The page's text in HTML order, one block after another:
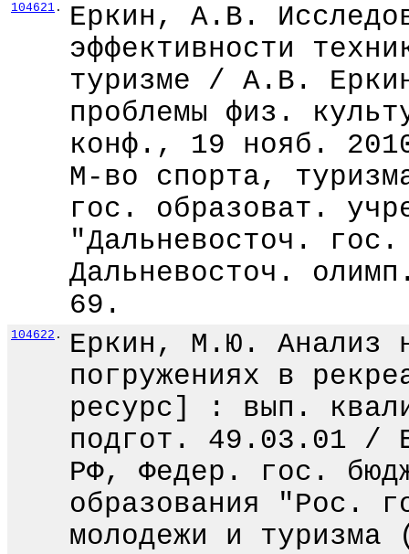
104621 .
Еркин, А.В.
эффективности
туризме / А.В.
проблемы физ.
конф., 19 нояб.
М-во спорта,
гос. образоват.
"Дальневосточ.
Дальневосточ.
69.
104622 .
Еркин, М.Ю. Анализ
погружениях в
ресурс] : вып.
подгот. 49.03.01 /
РФ, Федер. гос.
образования "Рос.
молодежи и